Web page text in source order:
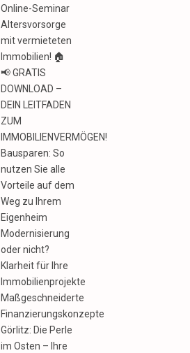
Online-Seminar
Altersvorsorge
mit vermieteten
Immobilien! 🏠
📢 GRATIS
DOWNLOAD –
DEIN LEITFADEN
ZUM
IMMOBILIENVERMÖGEN!
Bausparen: So
nutzen Sie alle
Vorteile auf dem
Weg zu Ihrem
Eigenheim
Modernisierung
oder nicht?
Klarheit für Ihre
Immobilienprojekte
Maßgeschneiderte
Finanzierungskonzepte
Görlitz: Die Perle
im Osten – Ihre